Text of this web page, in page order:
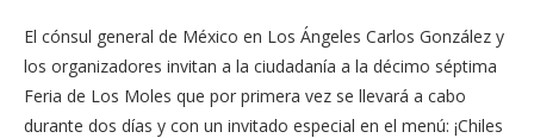
El cónsul general de México en Los Ángeles Carlos González y
los organizadores invitan a la ciudadanía a la décimo séptima
Feria de Los Moles que por primera vez se llevará a cabo
durante dos días y con un invitado especial en el menú: ¡Chiles